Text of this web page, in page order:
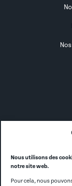
Nous utilisons des
notre site web.
Pour cela, nous